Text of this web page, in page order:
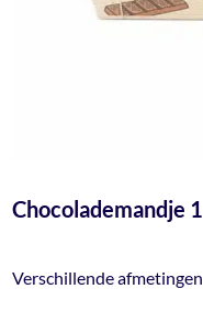
Chocolademandje 1
Verschillende afmetingen